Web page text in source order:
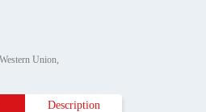
Union,
Description